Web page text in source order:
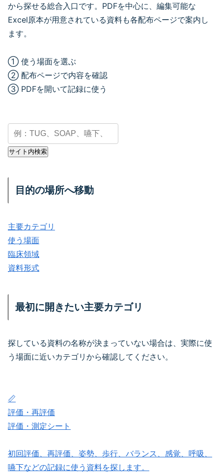
から探せる総合入口です。PDFを中心に、編集可能な
Excel原本が用意されている資料も各配布ページで案内し
ます。
① 使う場面を選ぶ
② 配布ページで内容を確認
③ PDFを開いて記録に使う
PDF・配布資料を検索
サイト内検索
目的の場所へ移動
主要カテゴリ
使う場面
臨床領域
資料形式
最初に開きたい主要カテゴリ
探している資料の名称が決まっていない場合は、実際に使
う場面に近いカテゴリから確認してください。
📏
評価・再評価
評価・測定シート
初回評価、再評価、姿勢、歩行、バランス、感覚、呼吸、
嚥下などの記録に使う資料を探します。